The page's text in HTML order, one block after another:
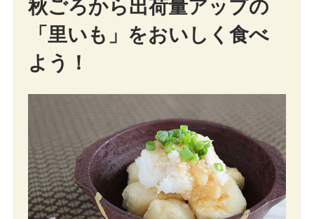
秋ごろから出荷量アップの
「里いも」をおいしく食べ
よう！